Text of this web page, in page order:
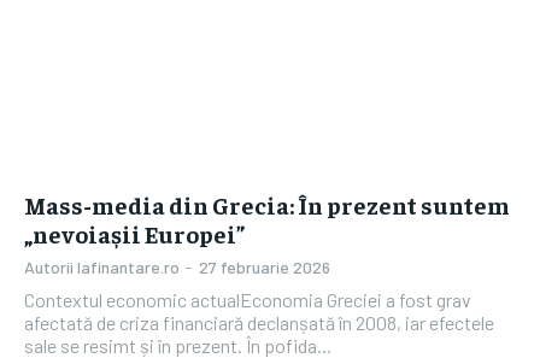
Mass-media din Grecia: În prezent suntem
„nevoiașii Europei”
Autorii Iafinantare.ro - 27 februarie 2026
Contextul economic actualEconomia Greciei a fost grav
afectată de criza financiară declanșată în 2008, iar efectele
sale se resimt și în prezent. În pofida...